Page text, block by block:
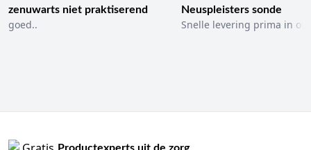
zenuwarts niet praktiserend
goed..
Neuspleisters sonde
Snelle levering prima in